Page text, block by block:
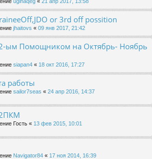
or 3rd off possition
jhaitovs « 09 янв 2017, 21:42
ым Помощником на Октябрь- Ноябрь
siapan4 « 18 окт 2016, 17:27
работы
sailor7seas « 24 апр 2016, 14:37
Гость « 13 фев 2015, 10:01
Navigator84 « 17 ноя 2014, 16:39